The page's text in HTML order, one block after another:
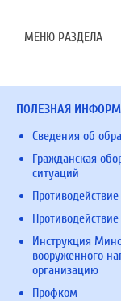
МЕНЮ РАЗДЕЛА
ПОЛЕЗНАЯ
Сведения об
Гражданская
ситуаций
Инструкция
вооруженного
организацию
Профком